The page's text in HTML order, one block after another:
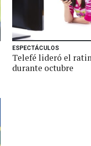
ESPECTÁCULOS
Telefé lideró el
durante octubre